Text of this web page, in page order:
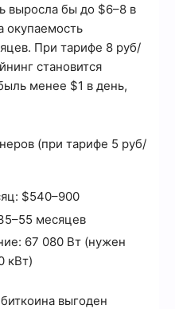
выросла бы до $6–8 в
окупаемость
При тарифе 8 руб/
становится
менее $1 в день,
(при тарифе 5 руб/
$540–900
месяцев
67 080 Вт (нужен
кВт)
выгоден